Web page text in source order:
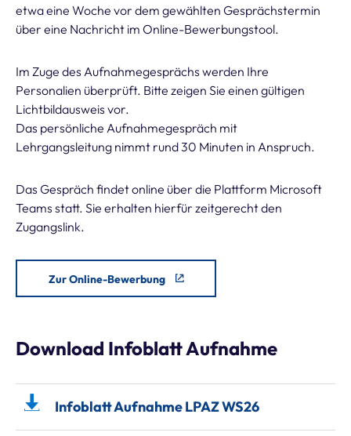
etwa eine Woche vor dem gewählten Gesprächstermin
über eine Nachricht im Online-Bewerbungstool.
Im Zuge des Aufnahmegesprächs werden Ihre
Personalien überprüft. Bitte zeigen Sie einen gültigen
Lichtbildausweis vor.
Das persönliche Aufnahmegespräch mit
Lehrgangsleitung nimmt rund 30 Minuten in Anspruch.
Das Gespräch findet online über die Plattform Microsoft
Teams statt. Sie erhalten hierfür zeitgerecht den
Zugangslink.
Zur Online-Bewerbung
Download Infoblatt Aufnahme
Infoblatt Aufnahme LPAZ WS26